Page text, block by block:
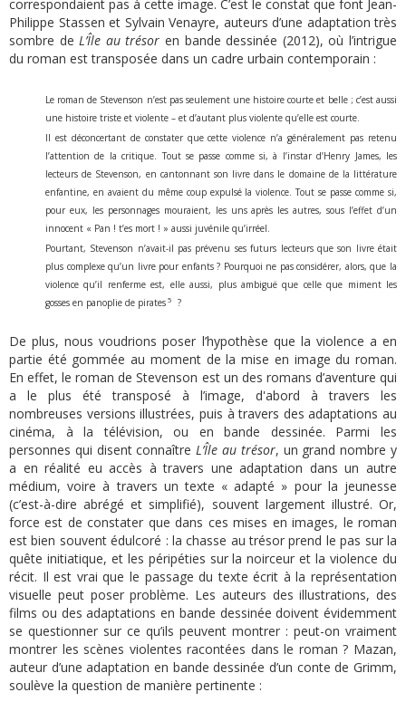
correspondaient pas à cette image. C’est le constat que font Jean-
Philippe Stassen et Sylvain Venayre, auteurs d’une adaptation très
sombre deL’Île au trésor en bande dessinée (2012), où l’intrigue
du roman est transposée dans un cadre urbain contemporain :
Le roman de Stevenson n’est pas seulement une histoire courte et belle ; c’est aussi
une histoire triste et violente – et d’autant plus violente qu’elle est courte.
Il est déconcertant de constater que cette violence n’a généralement pas retenu
l’attention de la critique. Tout se passe comme si, à l’instar d’Henry James, les
lecteurs de Stevenson, en cantonnant son livre dans le domaine de la littérature
enfantine, en avaient du même coup expulsé la violence. Tout se passe comme si,
pour eux, les personnages mouraient, les uns après les autres, sous l’effet d’un
innocent « Pan ! t’es mort ! » aussi juvénile qu’irréel.
Pourtant, Stevenson n’avait-il pas prévenu ses futurs lecteurs que son livre était
plus complexe qu’un livre pour enfants ? Pourquoi ne pas considérer, alors, que la
violence qu’il renferme est, elle aussi, plus ambiguë que celle que miment les
gosses en panoplie de pirates5 ?
De plus, nous voudrions poser l’hypothèse que la violence a en
partie été gommée au moment de la mise en image du roman.
En effet, le roman de Stevenson est un des romans d’aventure qui
a le plus été transposé à l’image, d'abord à travers les
nombreuses versions illustrées, puis à travers des adaptations au
cinéma, à la télévision, ou en bande dessinée. Parmi les
personnes qui disent connaîtreL’Île au trésor, un grand nombre y
a en réalité eu accès à travers une adaptation dans un autre
médium, voire à travers un texte « adapté » pour la jeunesse
(c’est-à-dire abrégé et simplifié), souvent largement illustré. Or,
force est de constater que dans ces mises en images, le roman
est bien souvent édulcoré : la chasse au trésor prend le pas sur la
quête initiatique, et les péripéties sur la noirceur et la violence du
récit. Il est vrai que le passage du texte écrit à la représentation
visuelle peut poser problème. Les auteurs des illustrations, des
films ou des adaptations en bande dessinée doivent évidemment
se questionner sur ce qu’ils peuvent montrer : peut-on vraiment
montrer les scènes violentes racontées dans le roman ? Mazan,
auteur d’une adaptation en bande dessinée d’un conte de Grimm,
soulève la question de manière pertinente :